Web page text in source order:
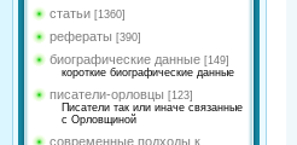
статьи [1360]
рефераты [390]
биографические данные [149]
короткие биографические данные
писатели-орловцы [123]
Писатели так или иначе связанные
с Орловщиной
современные подходы к